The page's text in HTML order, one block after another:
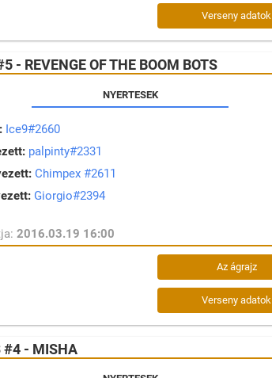
Verseny adatok
- REVENGE OF THE BOOM BOTS
NYERTESEK
Ice9#2660
palpinty#2331
Chimpex #2611
Giorgio#2394
2016.03.19 16:00
Az ágrajz
Verseny adatok
#4 - MISHA